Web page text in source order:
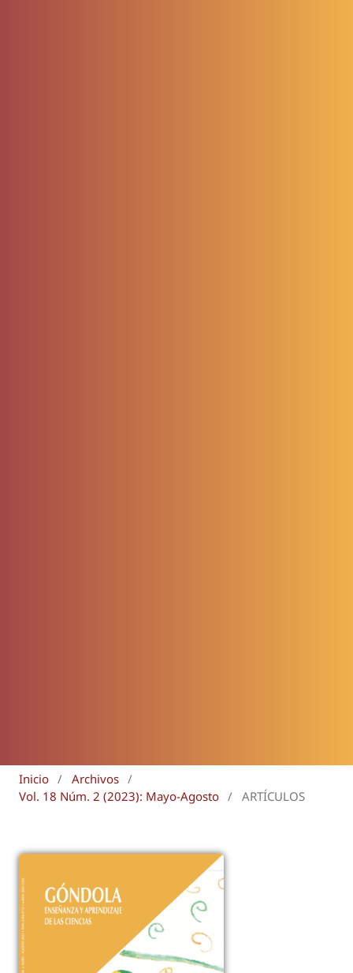
Inicio / Archivos /
Vol. 18 Núm. 2 (2023): Mayo-Agosto / ARTÍCULOS